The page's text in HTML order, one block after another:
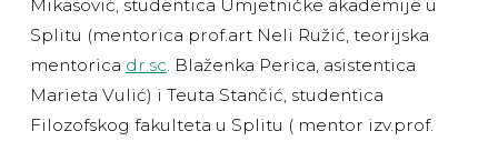
Mikasović, studentica Umjetničke akademije u
Splitu (mentorica prof.art Neli Ružić, teorijska
mentorica dr.sc . Blaženka Perica, asistentica
Marieta Vulić) i Teuta Stančić, studentica
Filozofskog fakulteta u Splitu ( mentor izv.prof.